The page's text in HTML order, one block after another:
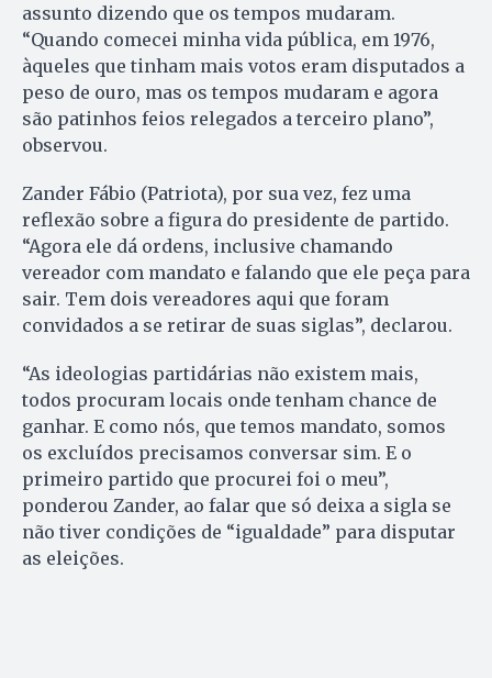
assunto dizendo que os tempos mudaram.
“Quando comecei minha vida pública, em 1976,
àqueles que tinham mais votos eram disputados a
peso de ouro, mas os tempos mudaram e agora
são patinhos feios relegados a terceiro plano”,
observou.
Zander Fábio (Patriota), por sua vez, fez uma
reflexão sobre a figura do presidente de partido.
“Agora ele dá ordens, inclusive chamando
vereador com mandato e falando que ele peça para
sair. Tem dois vereadores aqui que foram
convidados a se retirar de suas siglas”, declarou.
“As ideologias partidárias não existem mais,
todos procuram locais onde tenham chance de
ganhar. E como nós, que temos mandato, somos
os excluídos precisamos conversar sim. E o
primeiro partido que procurei foi o meu”,
ponderou Zander, ao falar que só deixa a sigla se
não tiver condições de “igualdade” para disputar
as eleições.